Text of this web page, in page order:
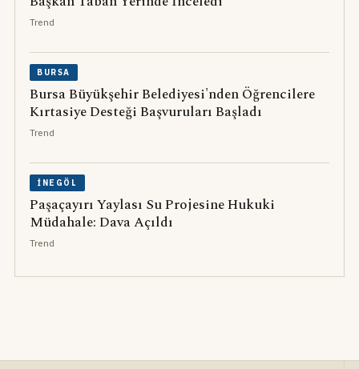
Trend
BURSA
Bursa Büyükşehir Belediyesi'nden Öğrencilere
Kırtasiye Desteği Başvuruları Başladı
Trend
İNEGÖL
Paşaçayırı Yaylası Su Projesine Hukuki
Müdahale: Dava Açıldı
Trend